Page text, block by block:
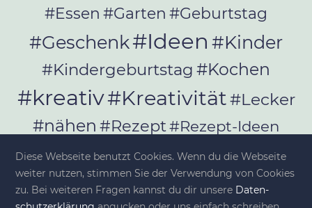
#Essen #Garten #Geburtstag
#Geschenk#Ideen #Kinder
#Kindergeburtstag #Kochen
#kreativ#Kreativität#Lecker
#nähen #Rezept#Rezept-Ideen
#Rezepte#selber_bauen
#selber_machen
Diese Webseite benutzt Cookies. Wenn du die Webseite
weiter nutzen, stimmen Sie der Verwendung von Cookies
zu. Bei weiteren Fragen kannst du dir unsere Da­ten­